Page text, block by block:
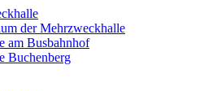
der Mehrzweckhalle
am Busbahnhof
Buchenberg